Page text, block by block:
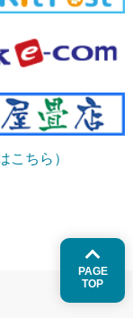
こちら）
PAGE
TOP